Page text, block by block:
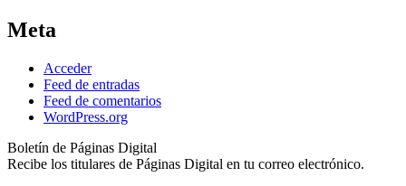
Meta
Acceder
Feed de entradas
Feed de comentarios
WordPress.org
Boletín de Páginas Digital
Recibe los titulares de Páginas Digital en tu correo electrónico.